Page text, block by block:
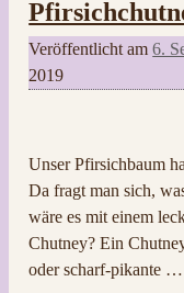
Veröffentlicht am6.
2019
Unser Pfirsichbaum
Da fragt man sich,
wäre es mit einem
Chutney? Ein
oder scharf-pikante …